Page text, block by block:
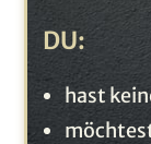
DU:
hast